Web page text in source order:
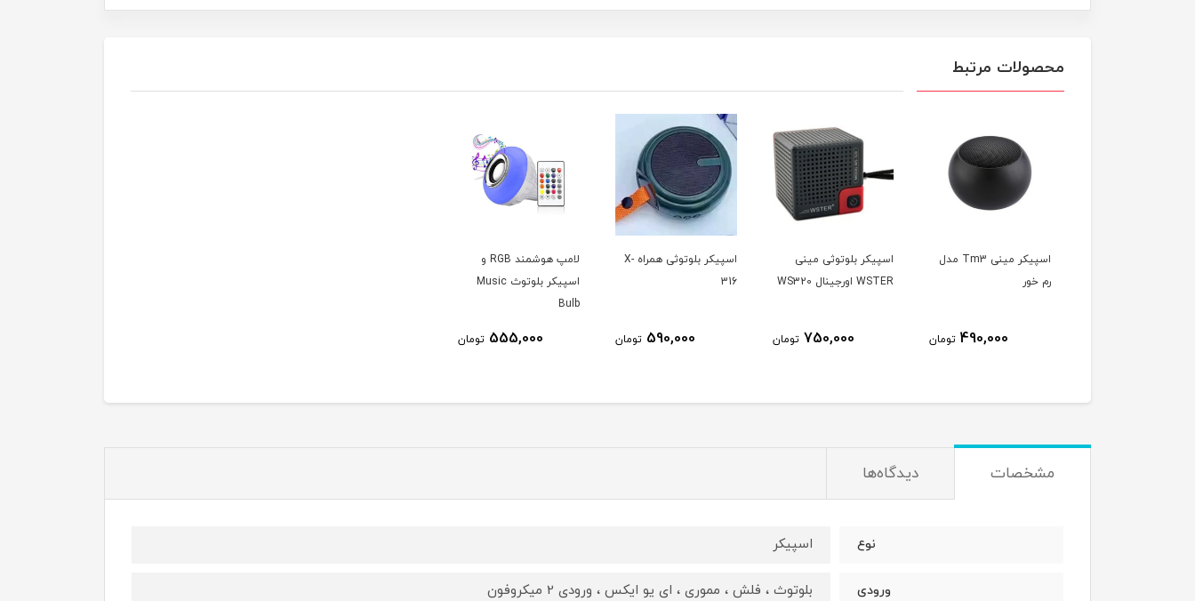
محصولات مرتبط
اسپیکر مینی Tm3 مدل
رم خور
490,000 تومان
اسپیکر بلوتوثی مینی
WSTER اورجینال WS320
750,000 تومان
اسپیکر بلوتوثی همراه X-
316
590,000 تومان
لامپ هوشمند RGB و
اسپیکر بلوتوث Music
Bulb
555,000 تومان
مشخصات دیدگاه‌ها
نوع اسپیکر
ورودی بلوتوث ، فلش ، مموری ، ای یو ایکس ، ورودی 2 میکروفون